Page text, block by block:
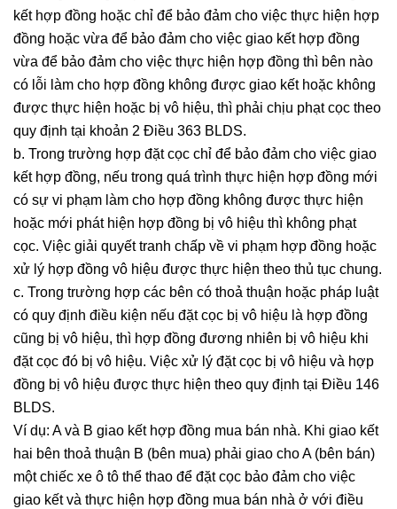
kết hợp đồng hoặc chỉ để bảo đảm cho việc thực hiện hợp
đồng hoặc vừa để bảo đảm cho việc giao kết hợp đồng
vừa để bảo đảm cho việc thực hiện hợp đồng thì bên nào
có lỗi làm cho hợp đồng không được giao kết hoặc không
được thực hiện hoặc bị vô hiệu, thì phải chịu phạt cọc theo
quy định tại khoản 2 Điều 363 BLDS.
b. Trong trường hợp đặt cọc chỉ để bảo đảm cho việc giao
kết hợp đồng, nếu trong quá trình thực hiện hợp đồng mới
có sự vi phạm làm cho hợp đồng không được thực hiện
hoặc mới phát hiện hợp đồng bị vô hiệu thì không phạt
cọc. Việc giải quyết tranh chấp về vi phạm hợp đồng hoặc
xử lý hợp đồng vô hiệu được thực hiện theo thủ tục chung.
c. Trong trường hợp các bên có thoả thuận hoặc pháp luật
có quy định điều kiện nếu đặt cọc bị vô hiệu là hợp đồng
cũng bị vô hiệu, thì hợp đồng đương nhiên bị vô hiệu khi
đặt cọc đó bị vô hiệu. Việc xử lý đặt cọc bị vô hiệu và hợp
đồng bị vô hiệu được thực hiện theo quy định tại Điều 146
BLDS.
Ví dụ: A và B giao kết hợp đồng mua bán nhà. Khi giao kết
hai bên thoả thuận B (bên mua) phải giao cho A (bên bán)
một chiếc xe ô tô thể thao để đặt cọc bảo đảm cho việc
giao kết và thực hiện hợp đồng mua bán nhà ở với điều